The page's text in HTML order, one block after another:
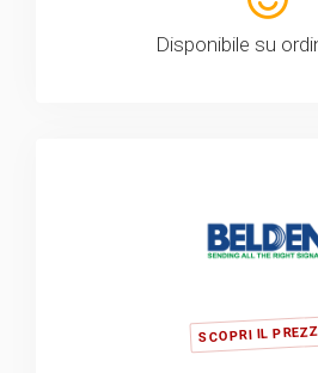
Disponibile su
SCOPRI IL